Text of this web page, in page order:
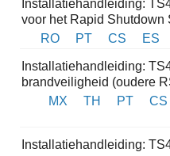
Installatiehandleiding:
voor het Rapid Shutdown
RO
PT CS ES
Installatiehandleiding:
brandveiligheid (oudere
MX
TH PT CS
Installatiehandleiding: